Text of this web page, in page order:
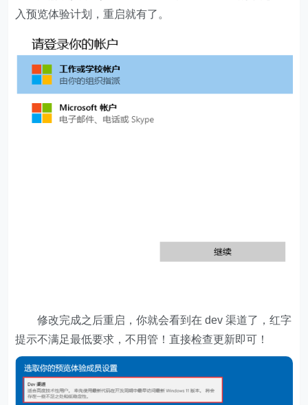
入预览体验计划，重启就有了。
修改完成之后重启，你就会看到在 dev 渠道了，红字
提示不满足最低要求，不用管！直接检查更新即可！